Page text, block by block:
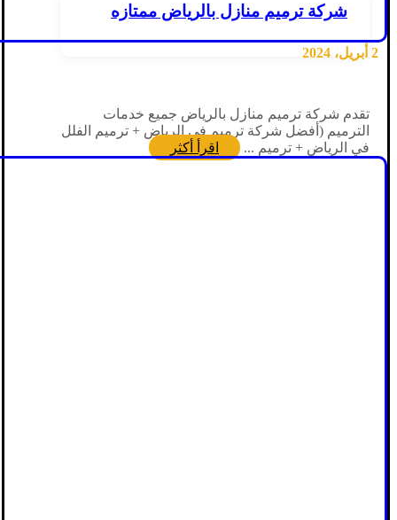
شركة ترميم منازل بالرياض ممتازه
2 أبريل، 2024
تقدم شركة ترميم منازل بالرياض جميع خدمات
الترميم (أفضل شركة ترميم في الرياض + ترميم الفلل
في الرياض + ترميم ...
اقرأ أكثر